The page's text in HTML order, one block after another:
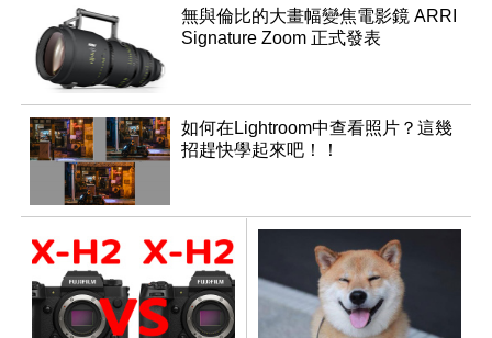
無與倫比的大畫幅變焦電影鏡 ARRI
Signature Zoom 正式發表
如何在Lightroom中查看照片？這幾
招趕快學起來吧！！